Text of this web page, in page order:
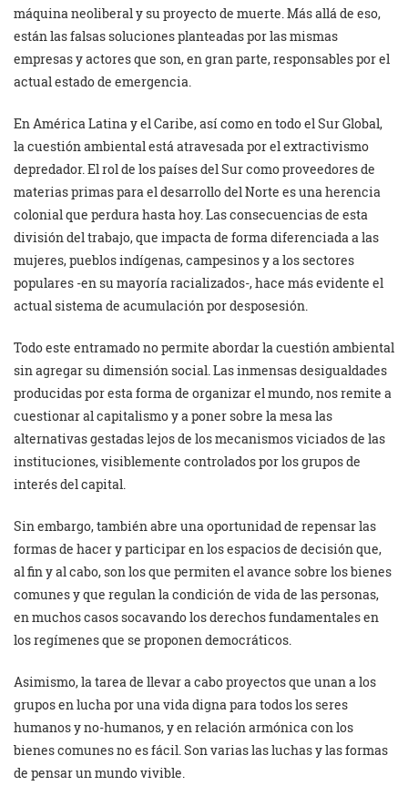
máquina neoliberal y su proyecto de muerte. Más allá de eso,
están las falsas soluciones planteadas por las mismas
empresas y actores que son, en gran parte, responsables por el
actual estado de emergencia.
En América Latina y el Caribe, así como en todo el Sur Global,
la cuestión ambiental está atravesada por el extractivismo
depredador. El rol de los países del Sur como proveedores de
materias primas para el desarrollo del Norte es una herencia
colonial que perdura hasta hoy. Las consecuencias de esta
división del trabajo, que impacta de forma diferenciada a las
mujeres, pueblos indígenas, campesinos y a los sectores
populares -en su mayoría racializados-, hace más evidente el
actual sistema de acumulación por desposesión.
Todo este entramado no permite abordar la cuestión ambiental
sin agregar su dimensión social. Las inmensas desigualdades
producidas por esta forma de organizar el mundo, nos remite a
cuestionar al capitalismo y a poner sobre la mesa las
alternativas gestadas lejos de los mecanismos viciados de las
instituciones, visiblemente controlados por los grupos de
interés del capital.
Sin embargo, también abre una oportunidad de repensar las
formas de hacer y participar en los espacios de decisión que,
al fin y al cabo, son los que permiten el avance sobre los bienes
comunes y que regulan la condición de vida de las personas,
en muchos casos socavando los derechos fundamentales en
los regímenes que se proponen democráticos.
Asimismo, la tarea de llevar a cabo proyectos que unan a los
grupos en lucha por una vida digna para todos los seres
humanos y no-humanos, y en relación armónica con los
bienes comunes no es fácil. Son varias las luchas y las formas
de pensar un mundo vivible.